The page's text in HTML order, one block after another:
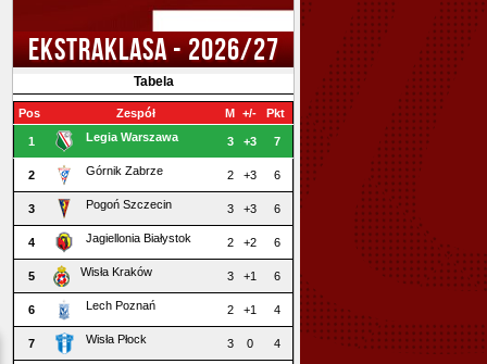
EKSTRAKLASA - 2026/27
Tabela
Pos Zespół M +/- Pkt
1 Legia Warszawa 3 +3 7
2 Górnik Zabrze 2 +3 6
3 Pogoń Szczecin 3 +3 6
4 Jagiellonia Białystok 2 +2 6
5 Wisła Kraków 3 +1 6
6 Lech Poznań 2 +1 4
7 Wisła Płock 3 0 4